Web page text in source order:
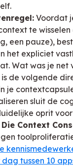
Voordat
te wisselen
een pauze),
het expliciet
Wat was je net
de volgende
je
sluit de
oprit
Context
tussen 10